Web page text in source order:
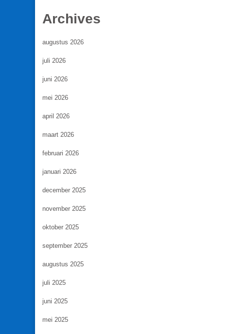
Archives
augustus 2026
juli 2026
juni 2026
mei 2026
april 2026
maart 2026
februari 2026
januari 2026
december 2025
november 2025
oktober 2025
september 2025
augustus 2025
juli 2025
juni 2025
mei 2025